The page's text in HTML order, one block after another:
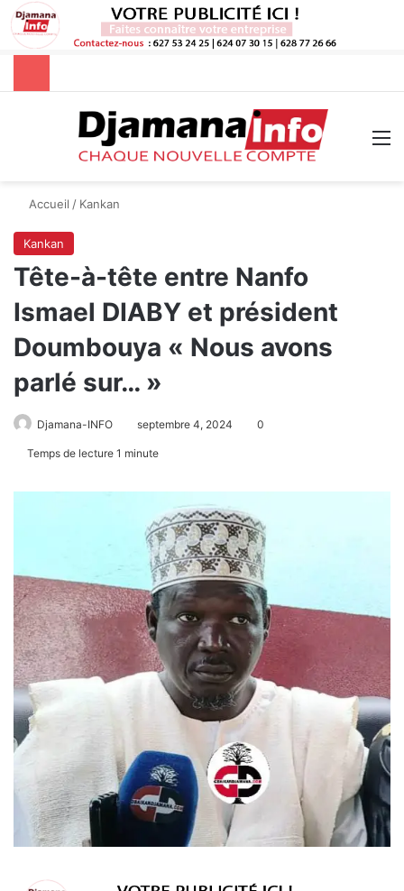
Rechercher
Accueil / Kankan
Kankan
Tête-à-tête entre Nanfo
Ismael DIABY et président
Doumbouya « Nous avons
parlé sur… »
Djamana-INFO septembre 4, 2024 0
Temps de lecture 1 minute